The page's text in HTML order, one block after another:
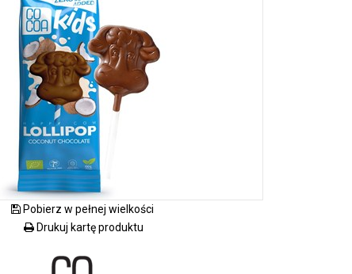
Pobierz w pełnej wielkości
Drukuj kartę produktu